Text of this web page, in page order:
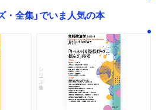
・全集」でいま人気の本
シリーズ・全集